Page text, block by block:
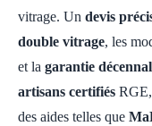
vitrage. Un devis
double vitrage, les
et la garantie
artisans certifiés
des aides telles que